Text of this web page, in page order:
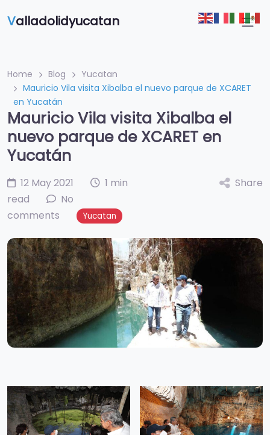
Valladolidyucatan
Home Blog
Yucatan
Mauricio Vila visita Xibalba el nuevo parque de XCARET
en Yucatán
Mauricio Vila visita Xibalba el
nuevo parque de XCARET en
Yucatán
12 May 2021
1 min
read
No
comments
Yucatan
Share